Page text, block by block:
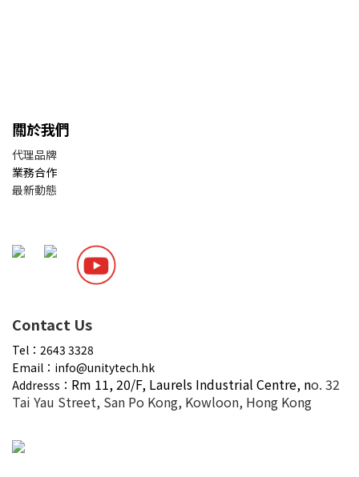
關於我們
代理品牌
業務合作
最新動態
Contact Us
Tel：2643 3328
Email：info@unitytech.hk
Addresss： Rm 11, 20/F, Laurels Industrial Centre, no. 32
Tai Yau Street, San Po Kong, Kowloon, Hong Kong